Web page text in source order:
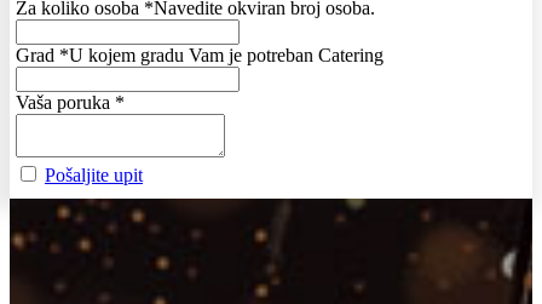
Za koliko osoba *Navedite okviran broj osoba.
Grad *U kojem gradu Vam je potreban Catering
Vaša poruka *
Pošaljite upit